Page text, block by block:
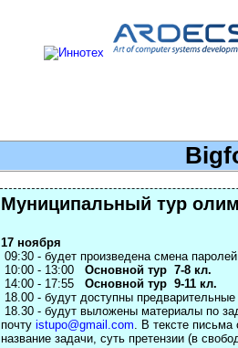
Муниципальный тур
17 ноября
09:30 - будет произведена смена паролей
10:00 - 13:00 Основной тур 7-8 кл.
14:00 - 17:55 Основной тур 9-11 кл.
18.00 - будут доступны
18.30 - будут выложены материалы по
почту istupo@gmail.com. В тексте письма
название задачи, суть претензии (в